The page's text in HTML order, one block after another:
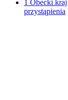
1 Obecki kraj
przystąpienia